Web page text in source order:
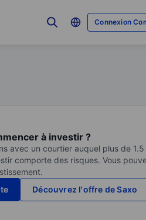
Connexion
à investir ?
avec un courtier auquel plus de
comporte des risques. Vous
Découvrez l'offre de Saxo